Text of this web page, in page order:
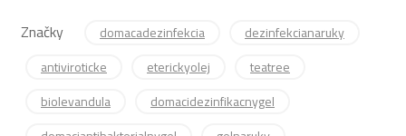
Značky domacadezinfekcia
dezinfekcianaruky
antiviroticke
eterickyolej
teatree
biolevandula
domacidezinfikacnygel